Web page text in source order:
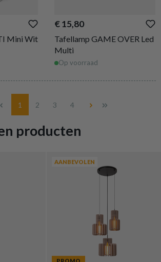
Mini Wit
€ 15,80
Tafellamp GAME OVER Led
Multi
Op voorraad
Pagina
1 Pagina
2 Pagina
3 Pagina
4
producten
AANBEVOLEN